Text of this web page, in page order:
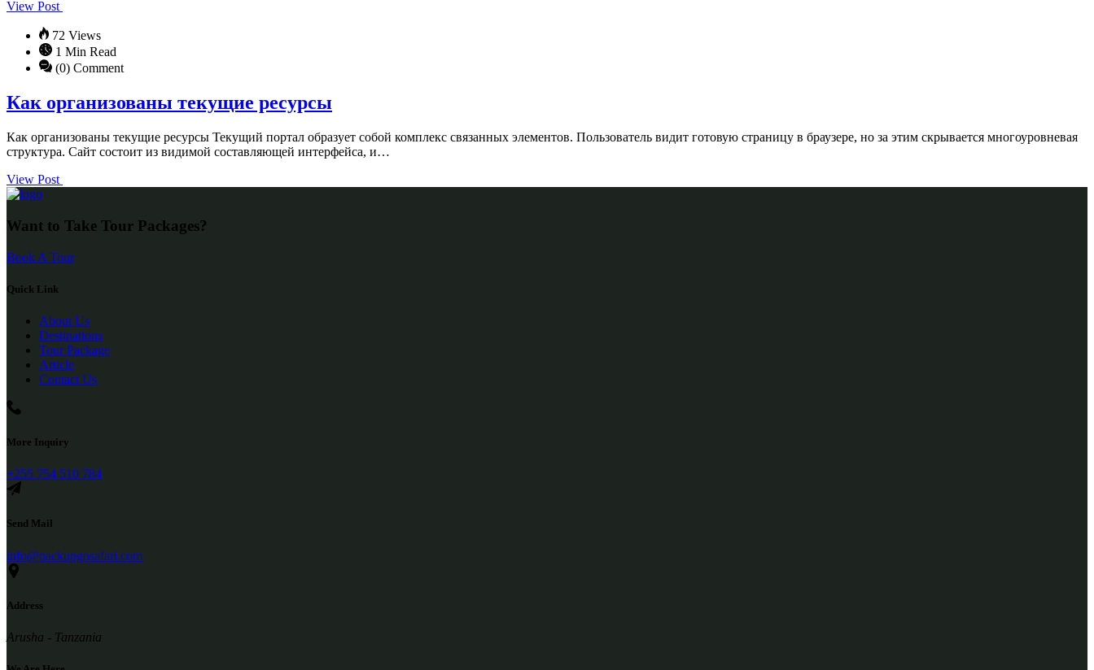
View Post
72 Views
1 Min Read
(0) Comment
Как организованы текущие ресурсы
Как организованы текущие ресурсы Текущий портал образует собой комплекс связанных элементов. Пользователь видит готовую страницу в браузере, но за этим скрывается многоуровневая
структура. Сайт состоит из видимой составляющей интерфейса, и…
View Post
Want to Take Tour Packages?
Book A Tour
Quick Link
About Us
Destinations
Tour Package
Article
Contact Us
More Inquiry
+255 754 510 784
Send Mail
info@packupgosafari.com
Address
Arusha - Tanzania